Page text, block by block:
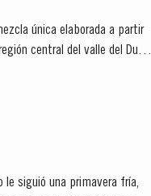
única elaborada a partir
central del valle del Duero
le siguió una primavera fría,